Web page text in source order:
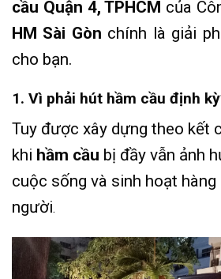
cầu Quận 4, TPHCM của
HM Sài Gòn chính là giải
cho bạn.
1. Vì phải hút hầm cầu định
Tuy được xây dựng theo kết
khi hầm cầu bị đầy vẫn ảnh
cuộc sống và sinh hoạt hàng
người.